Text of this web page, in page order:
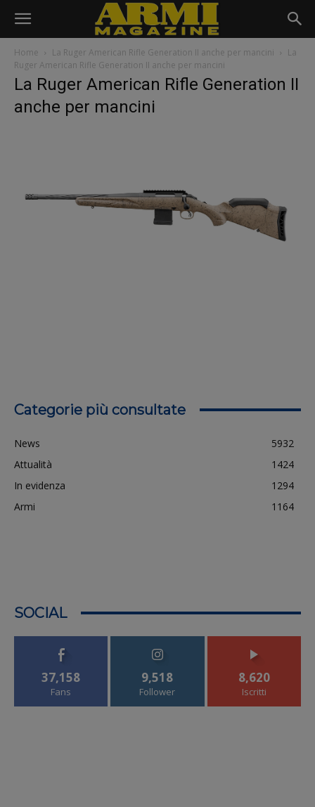
Home La Ruger American Rifle Generation II anche per mancini
La
Ruger American Rifle Generation II anche per mancini
La Ruger American Rifle Generation II
anche per mancini
Categorie più consultate
News
5932
Attualità
1424
In evidenza
1294
Armi
1164
SOCIAL
37,158
Fans
9,518
Follower
8,620
Iscritti